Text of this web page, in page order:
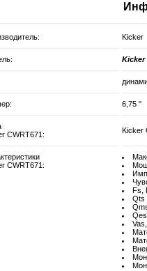
Kicker
Kicker
6,75 ''
CWRT671:
Kicker
CWRT671:
Fs,
Qts